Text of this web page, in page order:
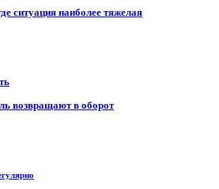
ситуация наиболее тяжелая
возвращают в оборот